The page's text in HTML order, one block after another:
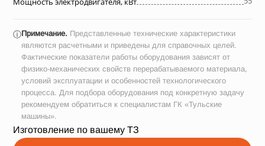
ⓘПримечание. Представленные технические характеристики
являются расчетными и приведены для справочных целей.
Фактические показатели работы оборудования зависят от
физико-механических свойств перерабатываемого материала,
условий эксплуатации и особенностей технологического
процесса. Для подбора оборудования под конкретную задачу
рекомендуем обратиться к специалистам ГК «Тульские
машины».
Изготовление по вашему ТЗ